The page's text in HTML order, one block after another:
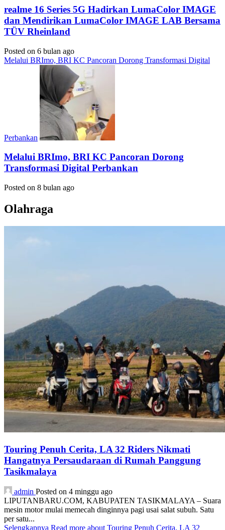
realme 16 Series 5G Hadirkan LumaColor IMAGE
dan Mendirikan LumaColor IMAGE LAB Bersama
TÜV Rheinland
Posted on 6 bulan ago
Melalui BRImo, BRI KC Pancoran Dorong Transformasi Digital
Perbankan
Melalui BRImo, BRI KC Pancoran Dorong
Transformasi Digital Perbankan
Posted on 8 bulan ago
Olahraga
Touring Penuh Cerita, LA 32 Riders Nikmati
Hangatnya Persaudaraan di Rumah Panggung
Tasikmalaya
admin Posted on 4 minggu ago
LIPUTANBARU.COM, KABUPATEN TASIKMALAYA – Suara
mesin motor mulai memecah dinginnya pagi usai salat subuh. Satu
per satu...
Selengkapnya Read more about Touring Penuh Cerita, LA 32